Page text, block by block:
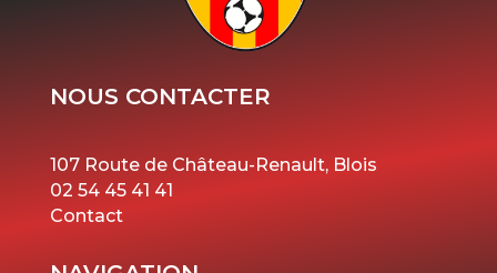
NOUS CONTACTER
107 Route de Château-Renault, Blois
02 54 45 41 41
Contact